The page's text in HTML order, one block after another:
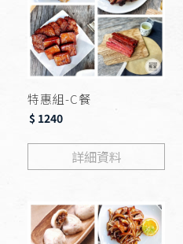
特惠組-C餐
$ 1240
詳細資料